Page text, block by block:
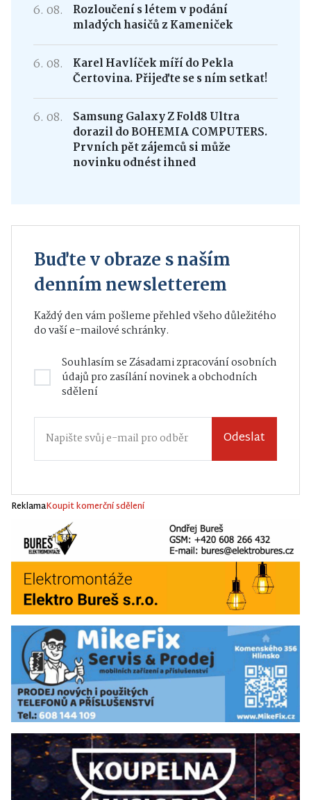
6. 08.
Rozloučení s létem v podání
mladých hasičů z Kameniček
6. 08.
Karel Havlíček míří do Pekla
Čertovina. Přijeďte se s ním setkat!
6. 08.
Samsung Galaxy Z Fold8 Ultra
dorazil do BOHEMIA COMPUTERS.
Prvních pět zájemců si může
novinku odnést ihned
Buďte v obraze s naším
denním newsletterem
Každý den vám pošleme přehled všeho důležitého
do vaší e-mailové schránky.
Souhlasím seZásadami zpracování osobních
údajůpro zasílání novinek a obchodních
sdělení
Odeslat
ReklamaKoupit komerční sdělení